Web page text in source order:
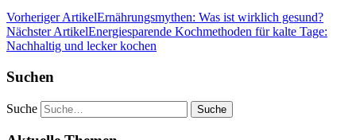
Vorheriger ArtikelErnährungsmythen: Was ist wirklich gesund?
Nächster ArtikelEnergiesparende Kochmethoden für kalte Tage:
Nachhaltig und lecker kochen
Suchen
Suche